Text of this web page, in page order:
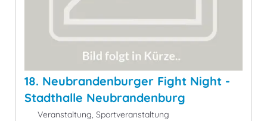
18. Neubrandenburger Fight Night -
Stadthalle Neubrandenburg
Veranstaltung, Sportveranstaltung